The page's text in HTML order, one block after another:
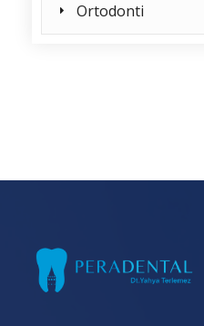
Ortodonti